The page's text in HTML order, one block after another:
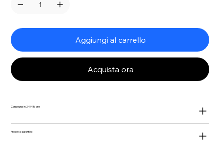
Aggiungi al carrello
Acquista ora
Consegna in 24/48 ore
Prodotto garantito